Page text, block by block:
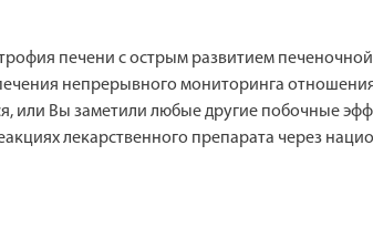
печени с острым развитием
непрерывного мониторинга
или Вы заметили любые другие побочные
лекарственного препарата через